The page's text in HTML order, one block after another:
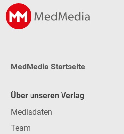
MedMedia Startseite
Über unseren Verlag
Mediadaten
Team